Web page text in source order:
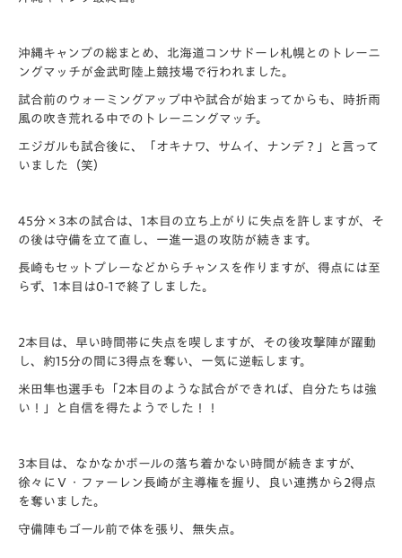
沖縄キャンプの総まとめ、北海道コンサドーレ札幌とのトレーニ
ングマッチが金武町陸上競技場で行われました。
試合前のウォーミングアップ中や試合が始まってからも、時折雨
風の吹き荒れる中でのトレーニングマッチ。
エジガルも試合後に、「オキナワ、サムイ、ナンデ？」と言って
いました（笑）
45分×3本の試合は、1本目の立ち上がりに失点を許しますが、そ
の後は守備を立て直し、一進一退の攻防が続きます。
長崎もセットプレーなどからチャンスを作りますが、得点には至
らず、1本目は0-1で終了しました。
2本目は、早い時間帯に失点を喫しますが、その後攻撃陣が躍動
し、約15分の間に3得点を奪い、一気に逆転します。
米田隼也選手も「2本目のような試合ができれば、自分たちは強
い！」と自信を得たようでした！！
3本目は、なかなかボールの落ち着かない時間が続きますが、
徐々にＶ・ファーレン長崎が主導権を握り、良い連携から2得点
を奪いました。
守備陣もゴール前で体を張り、無失点。